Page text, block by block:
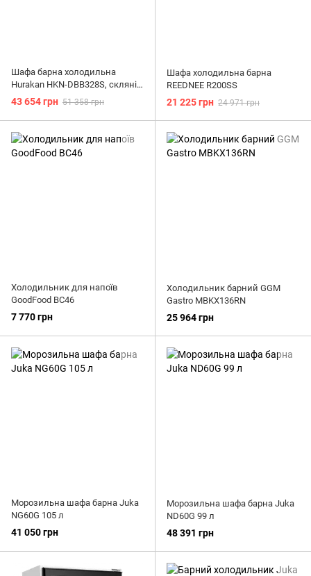
Шафа барна холодильна
Hurakan HKN-DBB328S, скляні
розсувні двері 840 мм
43 654 грн 51 358 грн
Шафа холодильна барна
REEDNEE R200SS
21 225 грн 24 971 грн
Холодильник для напоїв
GoodFood BC46
7 770 грн
Холодильник барний GGM
Gastro MBKX136RN
25 964 грн
Морозильна шафа барна Juka
NG60G 105 л
41 050 грн
Морозильна шафа барна Juka
ND60G 99 л
48 391 грн